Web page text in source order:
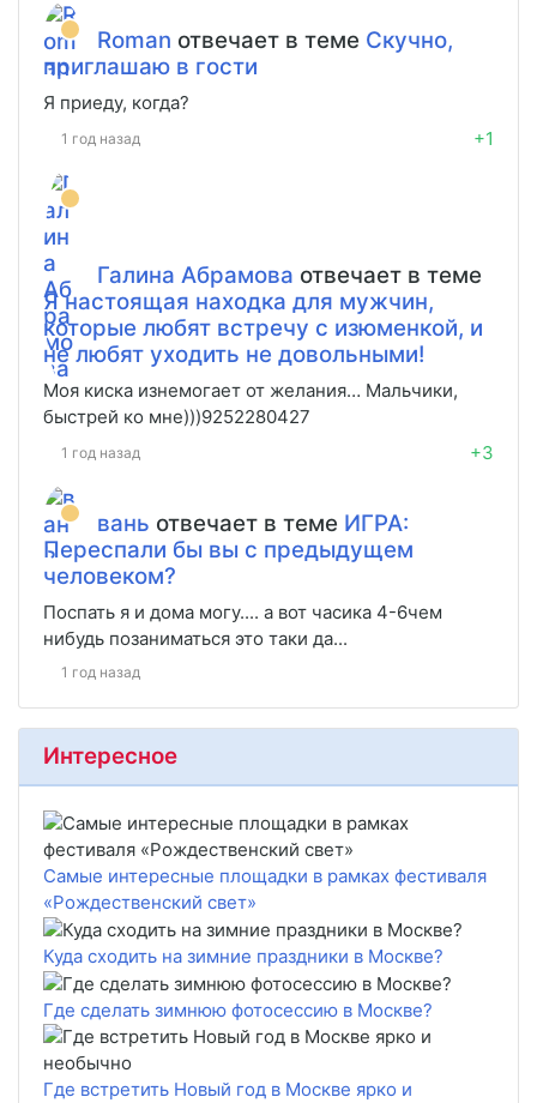
Roman отвечает в теме Скучно,
приглашаю в гости
Я приеду, когда?
1 год назад +1
Галина Абрамова отвечает в теме
Я настоящая находка для мужчин,
которые любят встречу с изюменкой, и
не любят уходить не довольными!
Моя киска изнемогает от желания… Мальчики,
быстрей ко мне)))9252280427
1 год назад +3
вань отвечает в теме ИГРА:
Переспали бы вы с предыдущем
человеком?
Поспать я и дома могу.... а вот часика 4-6чем
нибудь позаниматься это таки да...
1 год назад
Интересное
Самые интересные площадки в рамках фестиваля
«Рождественский свет»
Куда сходить на зимние праздники в Москве?
Где сделать зимнюю фотосессию в Москве?
Где встретить Новый год в Москве ярко и